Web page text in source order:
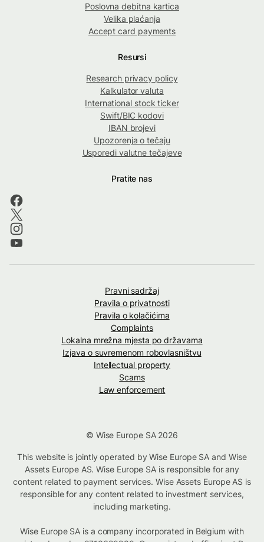
Poslovna debitna kartica
Velika plaćanja
Accept card payments
Resursi
Research privacy policy
Kalkulator valuta
International stock ticker
Swift/BIC kodovi
IBAN brojevi
Upozorenja o tečaju
Usporedi valutne tečajeve
Pratite nas
Pravni sadržaj
Pravila o privatnosti
Pravila o kolačićima
Complaints
Lokalna mrežna mjesta po državama
Izjava o suvremenom robovlasništvu
Intellectual property
Scams
Law enforcement
© Wise Europe SA 2026
This website is jointly operated by Wise Europe SA and Wise
Assets Europe AS. Wise Europe SA is responsible for any
content related to payment services. Wise Assets Europe AS is
responsible for any content related to investment services,
including marketing.
Wise Europe SA is a company incorporated in Belgium with